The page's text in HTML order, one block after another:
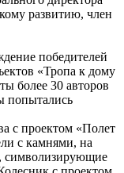
развитию, член
победителей
«Тропа к дому
более 30 авторов
попытались
с проектом «Полет
с камнями, на
символизирующие